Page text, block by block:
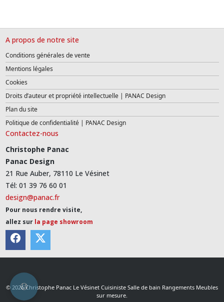
A propos de notre site
Conditions générales de vente
Mentions légales
Cookies
Droits d’auteur et propriété intellectuelle | PANAC Design
Plan du site
Politique de confidentialité | PANAC Design
Contactez-nous
Christophe Panac
Panac Design
21 Rue Auber, 78110 Le Vésinet
Tél: 01 39 76 60 01
design@panac.fr
Pour nous rendre visite,
allez sur la page showroom
© 2026 Christophe Panac Le Vésinet Cuisiniste Salle de bain Rangements Meubles
sur mesure.